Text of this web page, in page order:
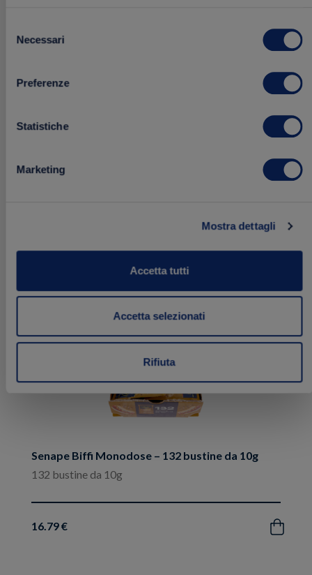
delNecessari
Preferenze
Statistiche
Marketing
Mostra dettagli
Accetta tutti
Accetta selezionati
Rifiuta
Salsa Barbecue Biffi Monodose – 132 bustine da
18.69 € Acquista
Senape Biffi Monodose – 132 bustine da 10g
132 bustine da 10g
16.79 € Acquista